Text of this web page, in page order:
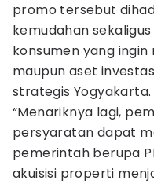
promo tersebut
kemudahan
konsumen yang
maupun aset
strategis Yogyakarta.
“Menariknya lagi,
persyaratan dapat
pemerintah berupa
akuisisi properti